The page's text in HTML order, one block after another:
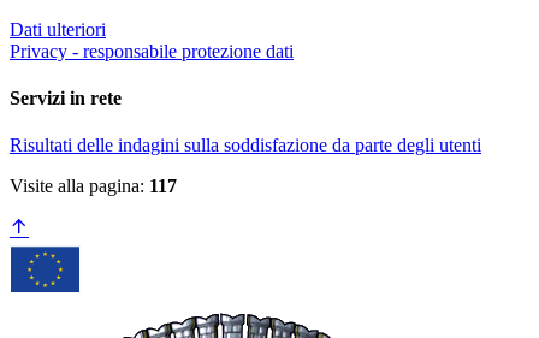
Dati ulteriori
Privacy - responsabile protezione dati
Servizi in rete
Risultati delle indagini sulla soddisfazione da parte degli utenti
Visite alla pagina: 117